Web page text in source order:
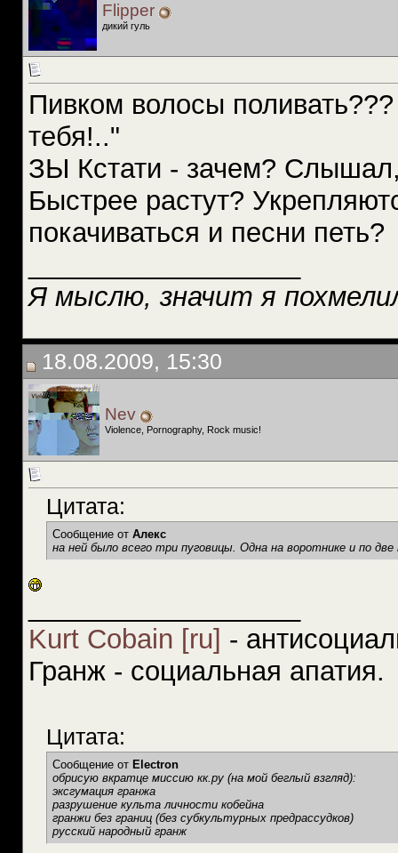
Flipper
дикий гуль
Пивком волосы
тебя!.."
ЗЫ Кстати - зачем? Слышал,
Быстрее растут?
покачиваться и песни петь?
Я мыслю, значит я
18.08.2009, 15:30
Nev
Violence, Pornography, Rock music!
Цитата:
Сообщение от Алекс
на ней было всего три пуговицы. Одна на воротнике и по две
Kurt Cobain [ru] -
Гранж - социальная апатия.
Цитата:
Сообщение от Electron
обрисую вкратце миссию кк.ру (на мой беглый взгляд):
эксгумация гранжа
разрушение культа личности кобейна
гранжи без границ (без субкультурных предрассудков)
русский народный гранж